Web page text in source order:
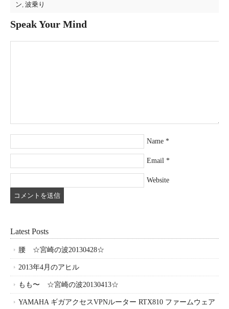
ン, 波乗り
Speak Your Mind
Name *
Email *
Website
Latest Posts
腰 ☆宮崎の波20130428☆
2013年4月のアヒル
もも〜 ☆宮崎の波20130413☆
YAMAHA ギガアクセスVPNルーター RTX810 ファームウェア